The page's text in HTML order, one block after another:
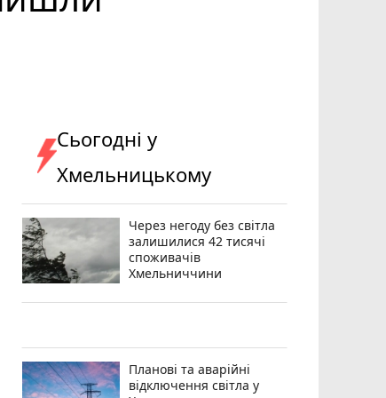
Сьогодні у
Хмельницькому
Через негоду без світла
залишилися 42 тисячі
споживачів
Хмельниччини
Планові та аварійні
відключення світла у